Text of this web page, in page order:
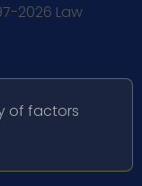
2026 Law
of factors